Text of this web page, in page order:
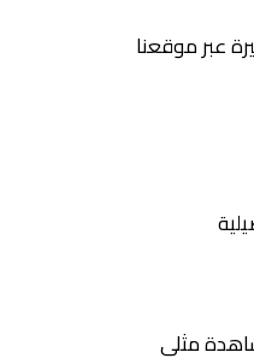
عبر موقعنا
مثلى